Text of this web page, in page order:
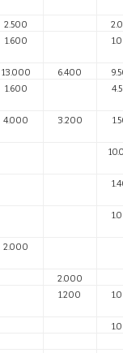
2.500
1.600
13.000 6.400
1.600
4.000 3.200
2.000
2.000
1.200